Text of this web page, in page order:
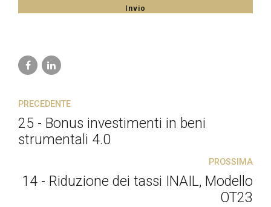
PRECEDENTE
25 - Bonus investimenti in beni
strumentali 4.0
PROSSIMA
14 - Riduzione dei tassi INAIL, Modello
OT23